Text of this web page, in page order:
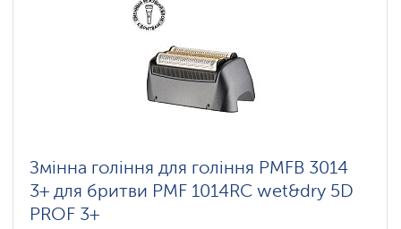
Змінна гоління для гоління PMFB 3014
3+ для бритви PMF 1014RC wet&dry 5D
PROF 3+